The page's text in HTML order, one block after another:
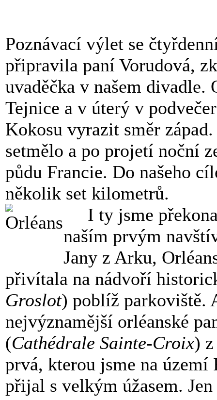
Poznávací výlet se
připravila paní Vorudová,
uvaděčka v našem divadle.
Tejnice a v úterý v
Kokosu vyrazit směr
setmělo a po projetí noční
půdu Francie. Do našeho
několik set kilometrů.
I ty jsme
naším prvým
Jany z Arku,
přivítala na nádvoří
Groslot) poblíž parkoviště.
nejvýznamější orléanské
(Cathédrale Sainte-Croix)
prvá, kterou jsme na
přijal s velkým úžasem.